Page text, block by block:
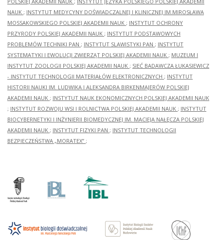
NAUK ; INSTYTUT MEDYCYNY DOŚWIADCZALNEJ I KLINICZNEJ IM.MIROSŁAWA
MOSSAKOWSKIEGO POLSKIEJ AKADEMII NAUK ; INSTYTUT OCHRONY
PRZYRODY POLSKIEJ AKADEMII NAUK ; INSTYTUT PODSTAWOWYCH
PROBLEMÓW TECHNIKI PAN ; INSTYTUT SLAWISTYKI PAN ; INSTYTUT
SYSTEMATYKI I EWOLUCJI ZWIERZĄT POLSKIEJ AKADEMII NAUK ; MUZEUM I
INSTYTUT ZOOLOGII POLSKIEJ AKADEMII NAUK ; SIEĆ BADAWCZA ŁUKASIEWICZ
- INSTYTUT TECHNOLOGII MATERIAŁÓW ELEKTRONICZNYCH ; INSTYTUT
HISTORII NAUKI IM. LUDWIKA I ALEKSANDRA BIRKENMAJERÓW POLSKIEJ
AKADEMII NAUK ; INSTYTUT NAUK EKONOMICZNYCH POLSKIEJ AKADEMII NAUK
; INSTYTUT ROZWOJU WSI I ROLNICTWA POLSKIEJ AKADEMII NAUK ; INSTYTUT
BIOCYBERNETYKI I INŻYNIERII BIOMEDYCZNEJ IM. MACIEJA NAŁĘCZA POLSKIEJ
AKADEMII NAUK ; INSTYTUT FIZYKI PAN ; INSTYTUT TECHNOLOGII
BEZPIECZEŃSTWA „MORATEX” ;